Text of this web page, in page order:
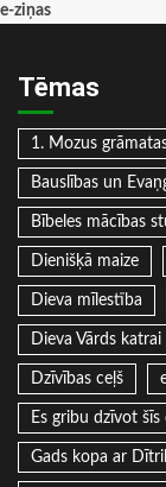
e-ziņas
Tēmas
1. Mozus
Bauslības un
Bībeles mācības
Dienišķā maize
Dieva mīlestība
Dieva Vārds
Dzīvības ceļš
Es gribu dzīvot šīs
Gads kopa ar